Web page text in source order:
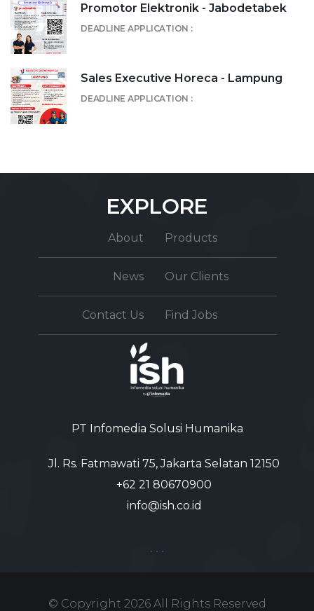
Promotor Elektronik - Jabodetabek
DEADLINE APPLICATION :
Sales Executive Horeca - Lampung
DEADLINE APPLICATION :
EXPLORE
About Products
News Our Clients
Contact Us Find Jobs
PT Infomedia Solusi Humanika
Jl. Rs. Fatmawati 75, Jakarta Selatan 12150
+62 21 80670900‬
info@ish.co.id
© Copyright 2026All Rights Reserved